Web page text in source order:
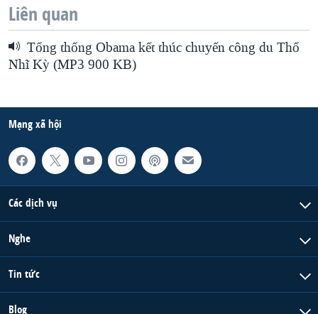
Liên quan
Tổng thống Obama kết thúc chuyến công du Thổ
Nhĩ Kỳ (MP3 900 KB)
Mạng xã hội
Các dịch vụ
Nghe
Tin tức
Blog